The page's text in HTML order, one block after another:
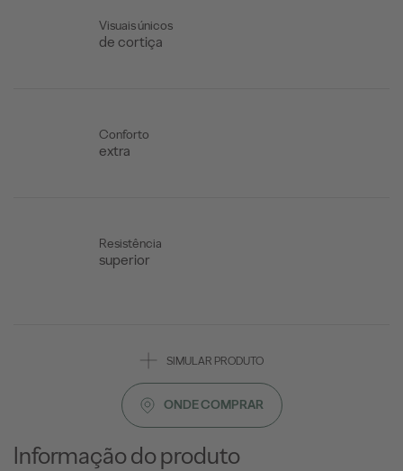
Visuais únicos
de cortiça
Conforto
extra
Resistência
superior
SIMULAR PRODUTO
ONDE COMPRAR
Informação do produto